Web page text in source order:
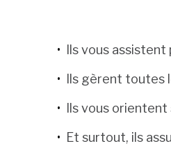
Ils vous
Ils gèrent toutes
Ils vous
Et surtout, ils